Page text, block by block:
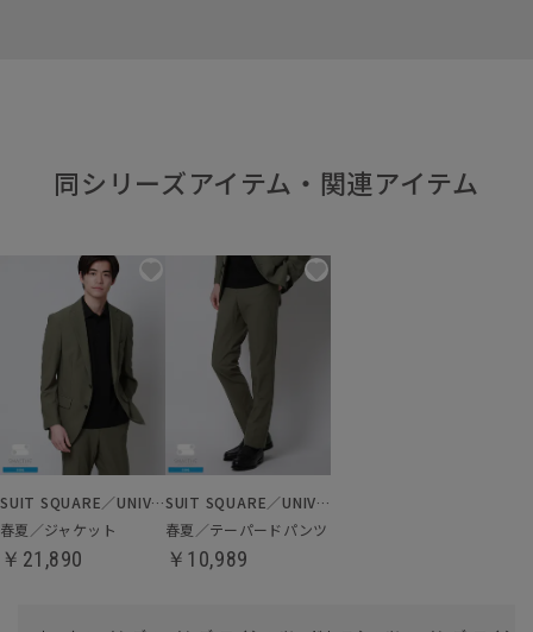
同シリーズアイテム・関連アイテム
SUIT SQUARE／UNIVERSAL LANGUAGE
春夏／ジャケット
￥21,890
SUIT SQUARE／UNIVERSAL LANGUAGE
春夏／テーパードパンツ
￥10,989